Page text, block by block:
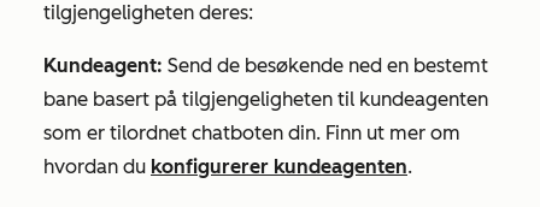
tilgjengeligheten deres:
Kundeagent: Send de besøkende ned en bestemt
bane basert på tilgjengeligheten til kundeagenten
som er tilordnet chatboten din. Finn ut mer om
hvordan du konfigurerer kundeagenten.